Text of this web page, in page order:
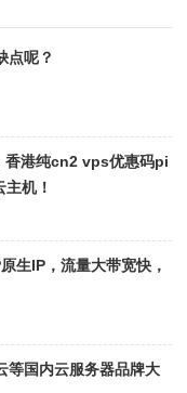
点呢？
香港纯cn2 vps优惠码pi
机！
生IP，流量大带宽快，
等国内云服务器品牌大